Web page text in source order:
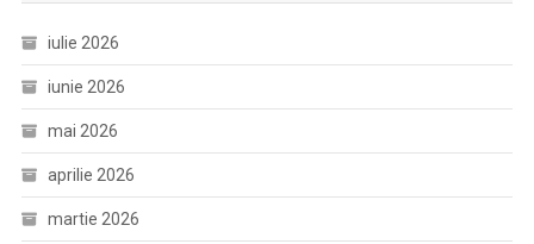
iulie 2026
iunie 2026
mai 2026
aprilie 2026
martie 2026